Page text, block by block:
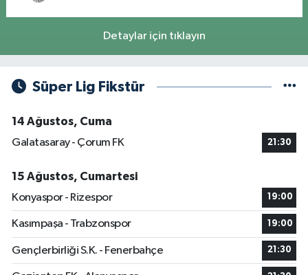
Detaylar için tıklayın
Süper Lig Fikstür
14 Ağustos, Cuma
Galatasaray - Çorum FK
21:30
15 Ağustos, Cumartesi
Konyaspor - Rizespor
19:00
Kasımpaşa - Trabzonspor 19:00
Gençlerbirliği S.K. - Fenerbahçe 21:30